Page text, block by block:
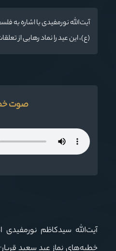
آیت‌الله نورمفیدی با اشاره به
(ع)، این عید را نماد رهایی از
صوت